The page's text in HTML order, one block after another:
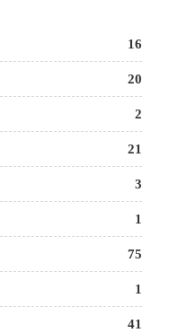
16
20
2
21
3
1
75
1
41